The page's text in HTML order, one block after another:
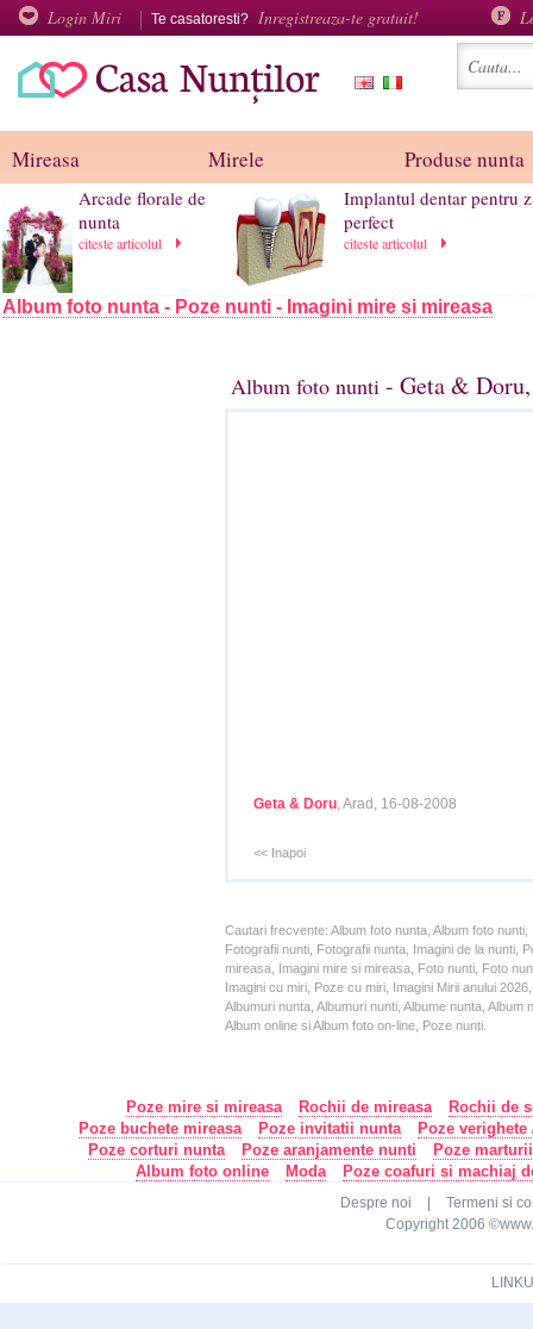
Login Miri Te casatoresti? Inregistreaza-te gratuit!
Mireasa Mirele Produse nunta
Arcade florale de
nunta
citeste articolul
Implantul dentar pentru
perfect
citeste articolul
Album foto nunta - Poze nunti - Imagini mire si mireasa
Album foto nunti - Geta &
Geta & Doru, Arad, 16-08-2008
<< Inapoi
Cautari frecvente: Album foto nunta, Album foto
Fotografii nunti, Fotografii nunta, Imagini de la nunti,
mireasa, Imagini mire si mireasa, Foto nunti, Foto
Imagini cu miri, Poze cu miri, Imagini Mirii anului
Albumuri nunta, Albumuri nunti, Albume nunta,
Album online si Album foto on-line, Poze nunti.
Poze mire si mireasa Rochii de mireasa
Rochii de
Poze buchete mireasa
Poze invitatii nunta
Poze
Poze corturi nunta
Poze aranjamente nunti
Poze
Album foto online
Moda Poze coafuri si machiaj
Despre noi
Termeni si
Copyright 2006